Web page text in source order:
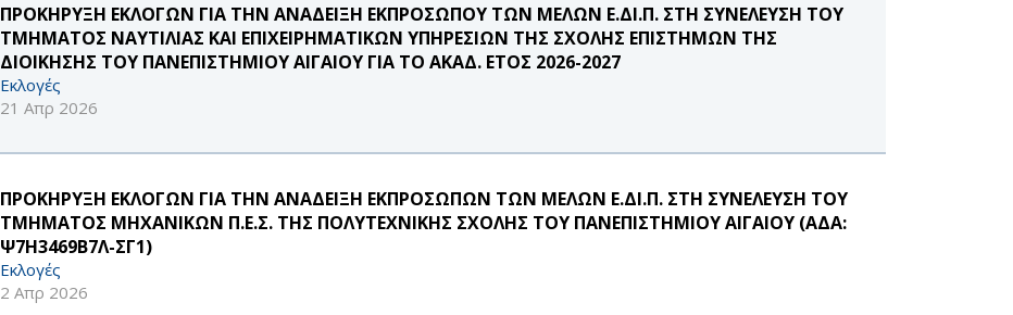
ΠΡΟΚΗΡΥΞΗ ΕΚΛΟΓΩΝ ΓΙΑ ΤΗΝ ΑΝΑΔΕΙΞΗ ΕΚΠΡΟΣΩΠΟΥ ΤΩΝ ΜΕΛΩΝ Ε.ΔΙ.Π. ΣΤΗ ΣΥΝΕΛΕΥΣΗ ΤΟΥ
ΤΜΗΜΑΤΟΣ ΝΑΥΤΙΛΙΑΣ ΚΑΙ ΕΠΙΧΕΙΡΗΜΑΤΙΚΩΝ ΥΠΗΡΕΣΙΩΝ ΤΗΣ ΣΧΟΛΗΣ ΕΠΙΣΤΗΜΩΝ ΤΗΣ
ΔΙΟΙΚΗΣΗΣ ΤΟΥ ΠΑΝΕΠΙΣΤΗΜΙΟΥ ΑΙΓΑΙΟΥ ΓΙΑ ΤΟ ΑΚΑΔ. ΕΤΟΣ 2026-2027
Εκλογές
21 Απρ 2026
ΠΡΟΚΗΡΥΞΗ ΕΚΛΟΓΩΝ ΓΙΑ ΤΗΝ ΑΝΑΔΕΙΞΗ ΕΚΠΡΟΣΩΠΩΝ ΤΩΝ ΜΕΛΩΝ Ε.ΔΙ.Π. ΣΤΗ ΣΥΝΕΛΕΥΣΗ ΤΟΥ
ΤΜΗΜΑΤΟΣ ΜΗΧΑΝΙΚΩΝ Π.Ε.Σ. ΤΗΣ ΠΟΛΥΤΕΧΝΙΚΗΣ ΣΧΟΛΗΣ ΤΟΥ ΠΑΝΕΠΙΣΤΗΜΙΟΥ ΑΙΓΑΙΟΥ (ΑΔΑ:
Ψ7Η3469Β7Λ-ΣΓ1)
Εκλογές
2 Απρ 2026